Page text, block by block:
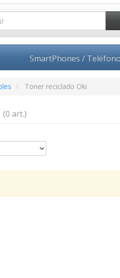
SmartPhones /
Toner reciclado Oki
(0 art.)